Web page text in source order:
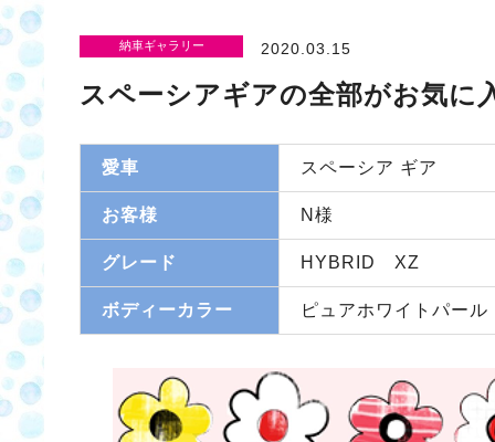
納車ギャラリー 2020.03.15
スペーシアギアの全部がお気に
愛車 スペーシア ギア
お客様 N様
グレード HYBRID XZ
ボディーカラー ピュアホワイトパール